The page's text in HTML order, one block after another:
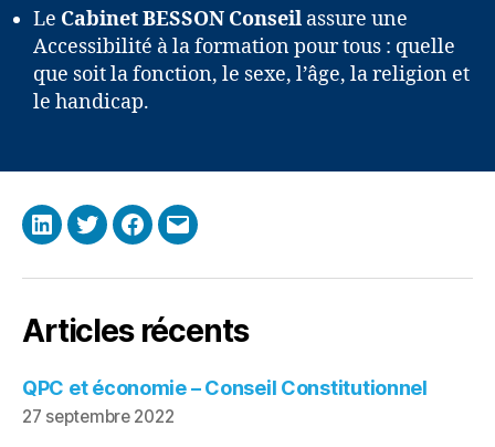
Le Cabinet BESSON Conseil assure une
Accessibilité à la formation pour tous : quelle
que soit la fonction, le sexe, l’âge, la religion et
le handicap.
LinkedInTwitterFacebook
Mail
Articles récents
QPC et économie – Conseil Constitutionnel
27 septembre 2022